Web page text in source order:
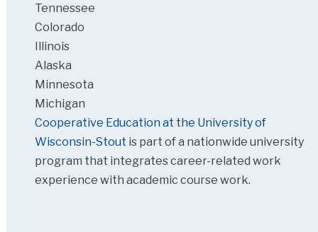
Tennessee
Colorado
Illinois
Alaska
Minnesota
Michigan
Cooperative Education at the University of
Wisconsin-Stout is part of a nationwide university
program that integrates career-related work
experience with academic course work.